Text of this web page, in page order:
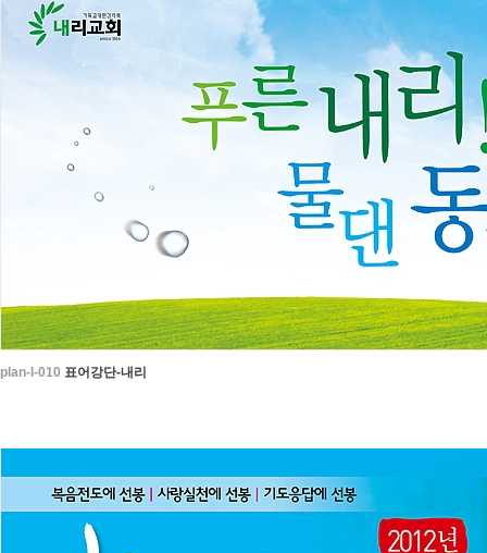
plan-l-010 표어강단-내리